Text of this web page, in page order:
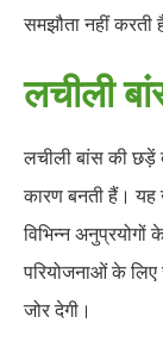
समझौता नहीं करती
लचीली
लचीली बांस की छड़ें
कारण बनती हैं। यह
विभिन्न अनुप्रयोगों
परियोजनाओं के
जोर देगी।